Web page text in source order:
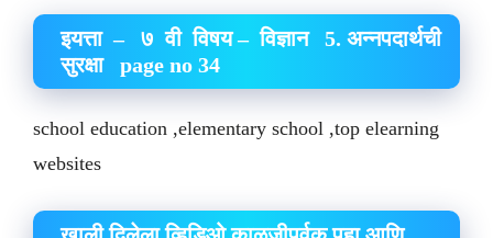
इयत्ता – ७ वी विषय – विज्ञान 5. अन्नपदार्थची
सुरक्षा page no 34
school education ,elementary school ,top elearning
websites